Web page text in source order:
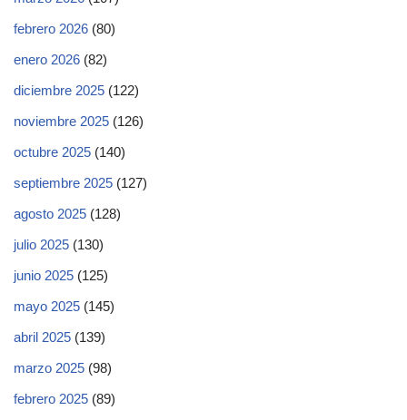
febrero 2026 (80)
enero 2026 (82)
diciembre 2025 (122)
noviembre 2025 (126)
octubre 2025 (140)
septiembre 2025 (127)
agosto 2025 (128)
julio 2025 (130)
junio 2025 (125)
mayo 2025 (145)
abril 2025 (139)
marzo 2025 (98)
febrero 2025 (89)